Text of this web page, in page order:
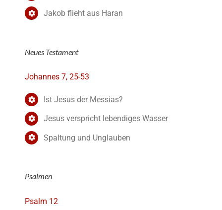
Jakob flieht aus Haran
Neues Testament
Johannes 7, 25-53
Ist Jesus der Messias?
Jesus verspricht lebendiges Wasser
Spaltung und Unglauben
Psalmen
Psalm 12